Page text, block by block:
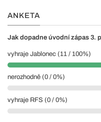
ANKETA
Jak dopadne úvodní zápas 3.
vyhraje Jablonec (11 / 100%)
nerozhodně (0 / 0%)
vyhraje RFS (0 / 0%)